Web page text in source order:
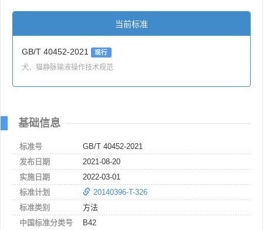
当前标准
GB/T 40452-2021 现行
犬、猫静脉输液操作技术规范
基础信息
标准号
GB/T 40452-2021
发布日期
2021-08-20
实施日期
2022-03-01
标准计划
20140396-T-326
标准类别
方法
中国标准分类号
B42